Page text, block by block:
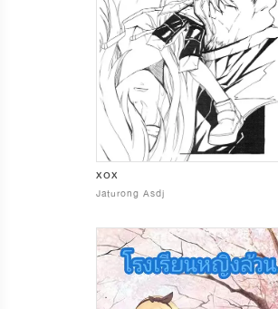
xox
Jaturong Asdj